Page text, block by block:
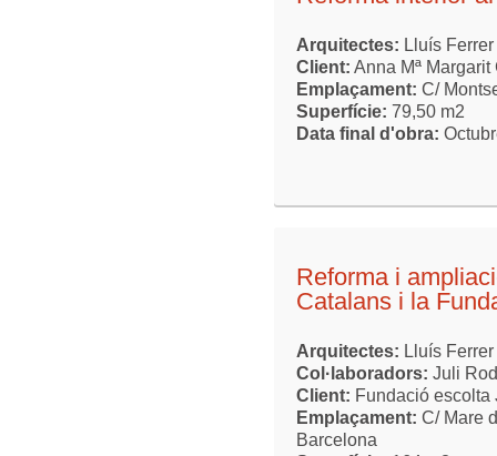
Arquitectes: Lluís
Client: Anna Mª Margarit
Emplaçament: C/
Superfície: 79,50 m2
Data final d'obra:
Reforma i
Catalans i la
Arquitectes: Lluís
Col·laboradors: Juli
Client: Fundació escolta
Emplaçament: C/ Mare
Barcelona